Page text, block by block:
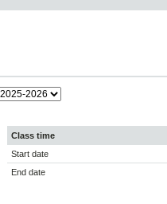
Class time
Start date
End date